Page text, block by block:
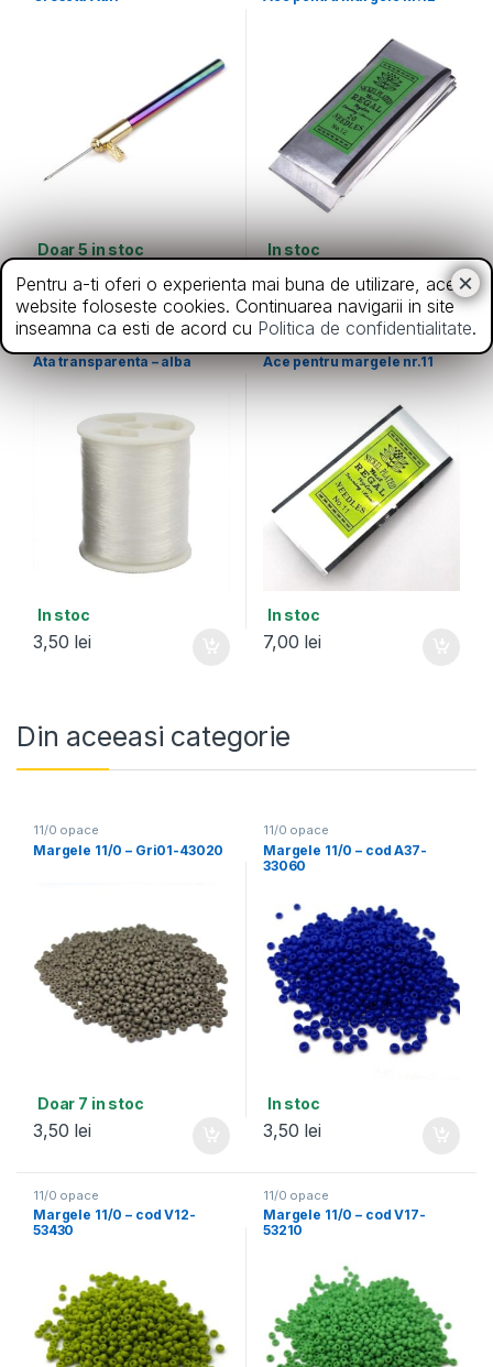
Doar 5 in stoc
67,00 lei
In stoc
7,00lei
Ata transparenta – alba
In stoc
3,50 lei
Ace pentru margele nr.11
In stoc
7,00 lei
Din aceeasi categorie
11/0 opace
Margele 11/0 – Gri01-43020
Doar 7 in stoc
3,50 lei
11/0 opace
Margele 11/0 – cod A37-
33060
In stoc
3,50 lei
11/0 opace
Margele 11/0 – cod V12-
53430
11/0 opace
Margele 11/0 – cod V17-
53210
Pentru a-ti oferi o experienta mai buna de utilizare, acest
website foloseste cookies. Continuarea navigarii in site
inseamna ca esti de acord cu Politica de confidentialitate.